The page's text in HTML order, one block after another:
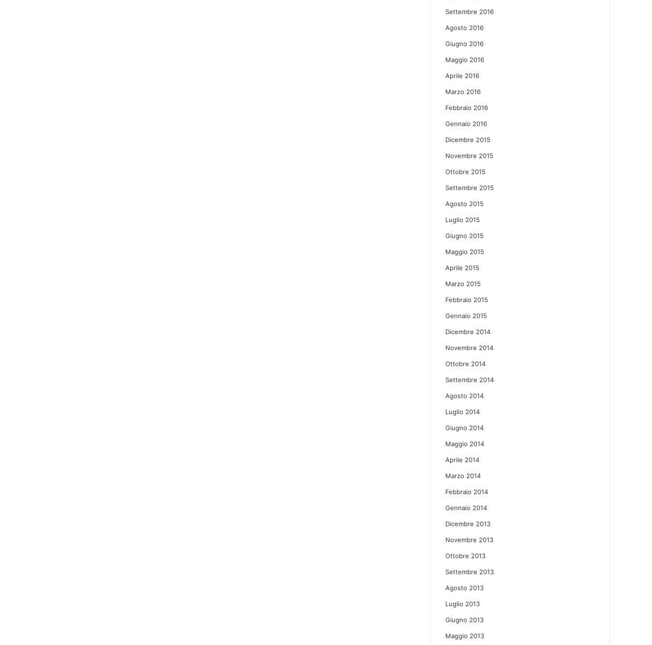
Settembre 2016
Agosto 2016
Giugno 2016
Maggio 2016
Aprile 2016
Marzo 2016
Febbraio 2016
Gennaio 2016
Dicembre 2015
Novembre 2015
Ottobre 2015
Settembre 2015
Agosto 2015
Luglio 2015
Giugno 2015
Maggio 2015
Aprile 2015
Marzo 2015
Febbraio 2015
Gennaio 2015
Dicembre 2014
Novembre 2014
Ottobre 2014
Settembre 2014
Agosto 2014
Luglio 2014
Giugno 2014
Maggio 2014
Aprile 2014
Marzo 2014
Febbraio 2014
Gennaio 2014
Dicembre 2013
Novembre 2013
Ottobre 2013
Settembre 2013
Agosto 2013
Luglio 2013
Giugno 2013
Maggio 2013